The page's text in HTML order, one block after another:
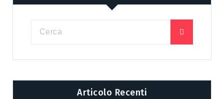
Articolo Recenti